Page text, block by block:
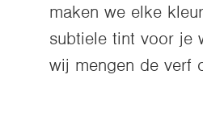
maken we elke
subtiele tint voor je
wij mengen de verf